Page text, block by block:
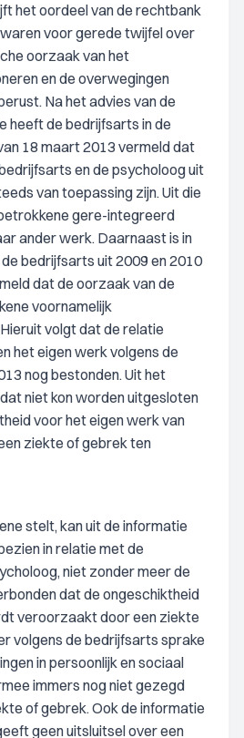
het oordeel van de rechtbank
voor gerede twijfel over
oorzaak van het
en de overwegingen
Na het advies van de
heeft de bedrijfsarts in de
18 maart 2013 vermeld dat
en de psycholoog uit
van toepassing zijn. Uit die
gere-integreerd
ander werk. Daarnaast is in
bedrijfsarts uit 2009 en 2010
dat de oorzaak van de
voornamelijk
volgt dat de relatie
het eigen werk volgens de
nog bestonden. Uit het
niet kon worden uitgesloten
voor het eigen werk van
ziekte of gebrek ten
stelt, kan uit de informatie
in relatie met de
niet zonder meer de
dat de ongeschiktheid
veroorzaakt door een ziekte
volgens de bedrijfsarts sprake
in persoonlijk en sociaal
immers nog niet gezegd
of gebrek. Ook de informatie
geen uitsluitsel over een